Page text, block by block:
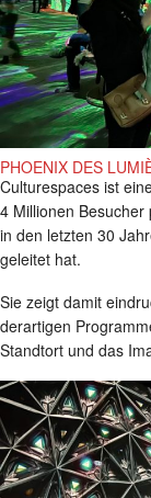
PHOENIX DES
Culturespaces ist
4 Millionen
in den letzten 30
geleitet hat.
Sie zeigt damit
derartigen
Standtort und das